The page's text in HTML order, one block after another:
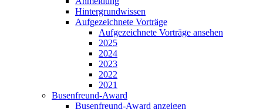
Hintergrundwissen
Aufgezeichnete Vorträge
Aufgezeichnete Vorträge ansehen
2025
2024
2023
2022
2021
Busenfreund-Award
Busenfreund-Award anzeigen